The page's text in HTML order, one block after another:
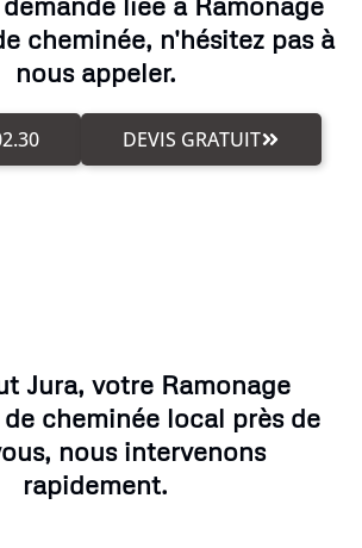
cheminée, n'hésitez pas à
nous appeler.
DEVIS GRATUIT
Jura, votre Ramonage
cheminée local près de
nous intervenons
rapidement.